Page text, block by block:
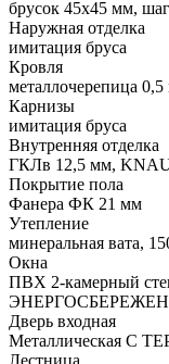
брусок 45х45 мм,
Наружная отделка
имитация бруса
Кровля
металлочерепица
Карнизы
имитация бруса
Внутренняя отделка
ГКЛв 12,5 мм,
Покрытие пола
Фанера ФК 21 мм
Утепление
минеральная вата,
Окна
ПВХ 2-камерный
Дверь входная
Металлическая С
Лестница